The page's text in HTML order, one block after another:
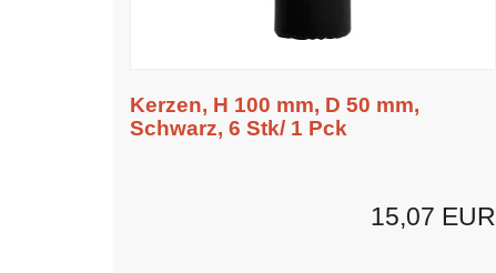
Kerzen, H 100 mm, D 50 mm,
Schwarz, 6 Stk/ 1 Pck
15,07 EUR